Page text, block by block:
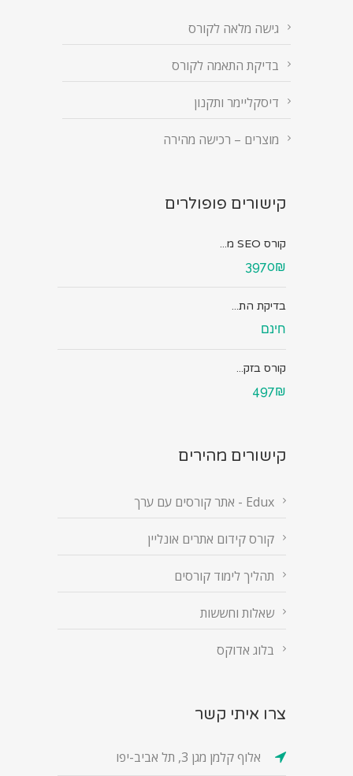
גישה מלאה לקורס
בדיקת התאמה לקורס
דיסקליימר ותקנון
מוצרים – רכישה מהירה
קישורים פופולרים
קורס SEO מ...
3970₪
בדיקת הת...
חינם
קורס בזק...
497₪
קישורים מהירים
Edux - אתר קורסים עם ערך
קורס קידום אתרים אונליין
תהליך לימוד קורסים
שאלות וחששות
בלוג אדוקס
צרו איתי קשר
אלוף קלמן מגן 3, תל אביב-יפו